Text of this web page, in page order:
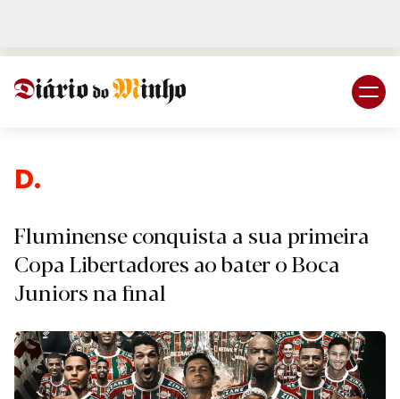
Despor
Fluminense conquista a sua primeira
Copa Libertadores ao bater o Boca
Juniors na final